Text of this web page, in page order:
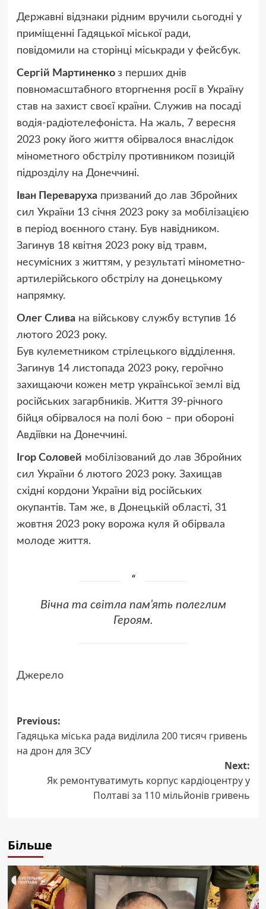
Державні відзнаки рідним вручили сьогодні у
приміщенні Гадяцької міської ради,
повідомили на сторінці міськради у фейсбук.
Сергій Мартиненко з перших днів
повномасштабного вторгнення росії в Україну
став на захист своєї країни. Служив на посаді
водія-радіотелефоніста. На жаль, 7 вересня
2023 року його життя обірвалося внаслідок
мінометного обстрілу противником позицій
підрозділу на Донеччині.
Іван Переварухапризваний до лав Збройних
сил України 13 січня 2023 року за мобілізацією
в період воєнного стану. Був навідником.
Загинув 18 квітня 2023 року від травм,
несумісних з життям, у результаті мінометно-
артилерійського обстрілу на донецькому
напрямку.
Олег Сливана військову службу вступив 16
лютого 2023 року.
Був кулеметником стрілецького відділення.
Загинув 14 листопада 2023 року, героїчно
захищаючи кожен метр української землі від
російських загарбників. Життя 39-річного
бійця обірвалося на полі бою – при обороні
Авдіївки на Донеччині.
Ігор Соловей мобілізований до лав Збройних
сил України 6 лютого 2023 року. Захищав
східні кордони України від російських
окупантів. Там же, в Донецькій області, 31
жовтня 2023 року ворожа куля й обірвала
молоде життя.
Вічна та світла пам’ять полеглим
Героям.
Джерело
Post
navigation
Previous:
Гадяцька міська рада виділила 200 тисяч гривень
на дрон для ЗСУ
Next:
Як ремонтуватимуть корпус кардіоцентру у
Полтаві за 110 мільйонів гривень
Більше